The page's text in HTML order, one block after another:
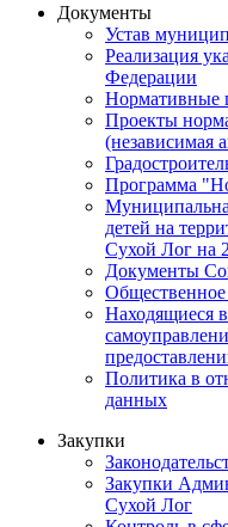
Документы
Устав
Реализация
Федерации
Нормативные
Проекты
(независимая
Программа
детей на
Сухой Лог на
Документы
Находящиеся
Политика в
данных
Закупки
Закупки
Сухой Лог